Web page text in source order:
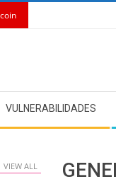
VULNERABILIDADES
VIEW ALL